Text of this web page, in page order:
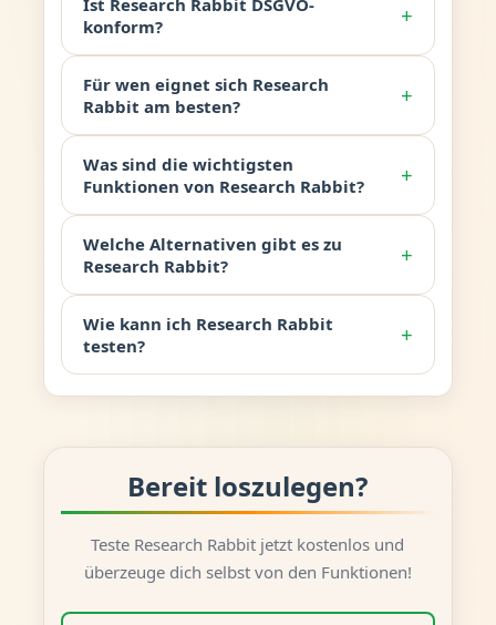
Ist Research Rabbit DSGVO-
konform?
+
Für wen eignet sich Research
Rabbit am besten?
+
Was sind die wichtigsten
Funktionen von Research Rabbit?
+
Welche Alternativen gibt es zu
Research Rabbit?
+
Wie kann ich Research Rabbit
testen?
+
Bereit loszulegen?
Teste Research Rabbit jetzt kostenlos und
überzeuge dich selbst von den Funktionen!